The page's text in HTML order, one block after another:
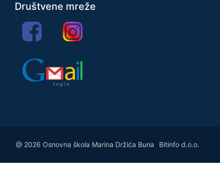
Društvene mreže
@ 2026 Osnovna škola Marina Držića Buna Bitinfo d.o.o.